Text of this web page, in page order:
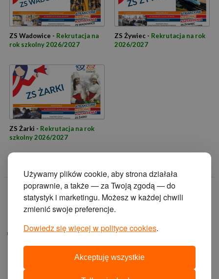
Używamy plików cookie, aby strona działała
poprawnie, a także — za Twoją zgodą — do
statystyk i marketingu. Możesz w każdej chwili
zmienić swoje preferencje.
Dowiedz się więcej w polityce cookies.
Akceptuję wszystkie
ZS Wadowice - Rekrutacja na
rok szkolny 2026/2027
ZS Żywiec - Rekrutacja na rok
2026/2027
ZS Żarki - Rekrutacja na rok
szkolny 2026/2027
© 2014 Zakład
Doskonalenia
Zawodowego w
ul. Krasińskiego 2, 40-
projekt i wykonanie: